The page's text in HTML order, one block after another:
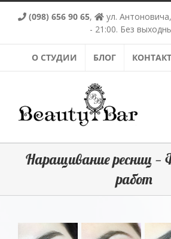
Skip
(098) 656 90 65, ул.
- 21:00. Без
О СТУДИИ БЛОГ
Наращивание ресниц
работ